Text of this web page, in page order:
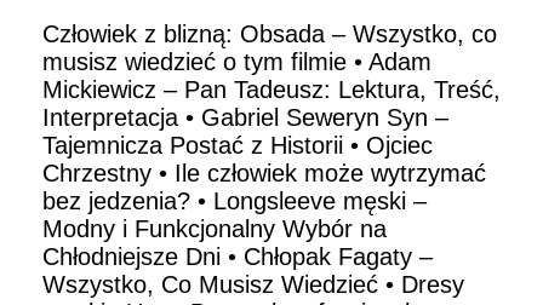
Człowiek z blizną: Obsada – Wszystko, co
musisz wiedzieć o tym filmie • Adam
Mickiewicz – Pan Tadeusz: Lektura, Treść,
Interpretacja • Gabriel Seweryn Syn –
Tajemnicza Postać z Historii • Ojciec
Chrzestny • Ile człowiek może wytrzymać
bez jedzenia? • Longsleeve męski –
Modny i Funkcjonalny Wybór na
Chłodniejsze Dni • Chłopak Fagaty –
Wszystko, Co Musisz Wiedzieć • Dresy